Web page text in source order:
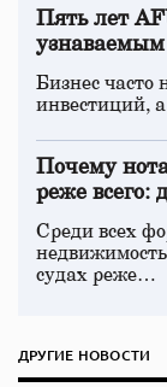
Пять лет
Бизнес часто
инвестиций,
Почему
реже всего:
Среди всех
судах реже…
ДРУГИЕ НОВОСТИ